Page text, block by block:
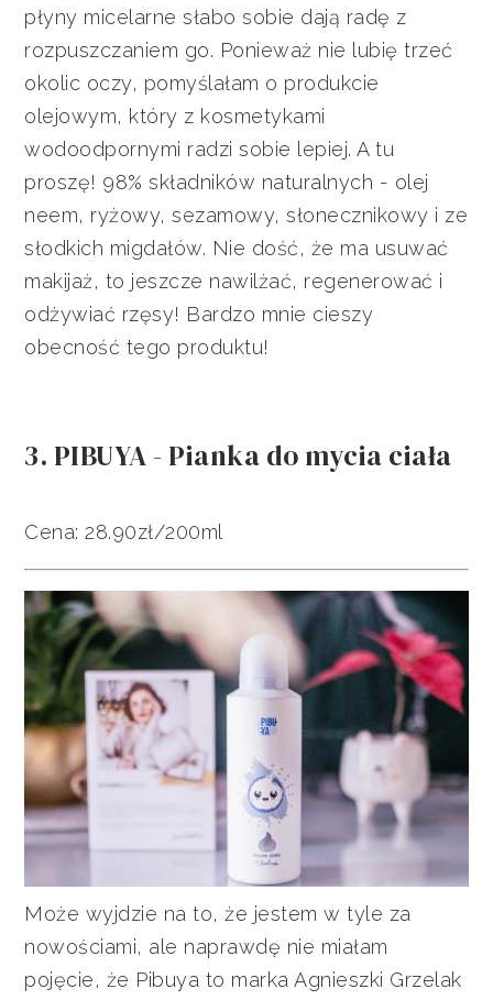
płyny micelarne słabo sobie dają radę z
rozpuszczaniem go. Ponieważ nie lubię trzeć
okolic oczy, pomyślałam o produkcie
olejowym, który z kosmetykami
wodoodpornymi radzi sobie lepiej. A tu
proszę! 98% składników naturalnych - olej
neem, ryżowy, sezamowy, słonecznikowy i ze
słodkich migdałów. Nie dość, że ma usuwać
makijaż, to jeszcze nawilżać, regenerować i
odżywiać rzęsy! Bardzo mnie cieszy
obecność tego produktu!
3. PIBUYA - Pianka do mycia ciała
Cena: 28.90zł/200ml
Może wyjdzie na to, że jestem w tyle za
nowościami, ale naprawdę nie miałam
pojęcie, że Pibuya to marka Agnieszki Grzelak